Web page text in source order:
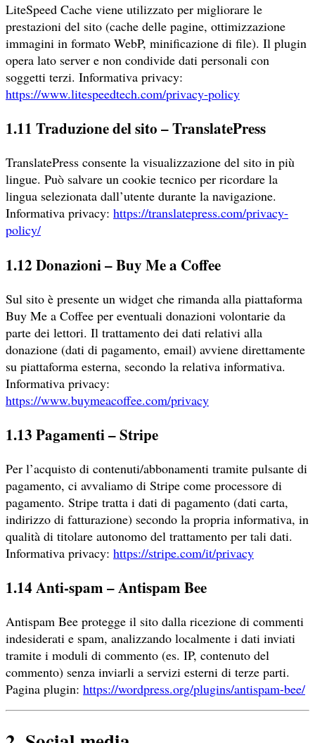
LiteSpeed Cache viene utilizzato per migliorare le
prestazioni del sito (cache delle pagine, ottimizzazione
immagini in formato WebP, minificazione di file). Il plugin
opera lato server e non condivide dati personali con
soggetti terzi. Informativa privacy:
https://www.litespeedtech.com/privacy-policy
1.11 Traduzione del sito – TranslatePress
TranslatePress consente la visualizzazione del sito in più
lingue. Può salvare un cookie tecnico per ricordare la
lingua selezionata dall’utente durante la navigazione.
Informativa privacy: https://translatepress.com/privacy-
policy/
1.12 Donazioni – Buy Me a Coffee
Sul sito è presente un widget che rimanda alla piattaforma
Buy Me a Coffee per eventuali donazioni volontarie da
parte dei lettori. Il trattamento dei dati relativi alla
donazione (dati di pagamento, email) avviene direttamente
su piattaforma esterna, secondo la relativa informativa.
Informativa privacy:
https://www.buymeacoffee.com/privacy
1.13 Pagamenti – Stripe
Per l’acquisto di contenuti/abbonamenti tramite pulsante di
pagamento, ci avvaliamo di Stripe come processore di
pagamento. Stripe tratta i dati di pagamento (dati carta,
indirizzo di fatturazione) secondo la propria informativa, in
qualità di titolare autonomo del trattamento per tali dati.
Informativa privacy: https://stripe.com/it/privacy
1.14 Anti-spam – Antispam Bee
Antispam Bee protegge il sito dalla ricezione di commenti
indesiderati e spam, analizzando localmente i dati inviati
tramite i moduli di commento (es. IP, contenuto del
commento) senza inviarli a servizi esterni di terze parti.
Pagina plugin: https://wordpress.org/plugins/antispam-bee/